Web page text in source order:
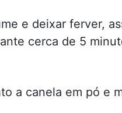
e deixar ferver,
cerca de 5
a canela em pó e